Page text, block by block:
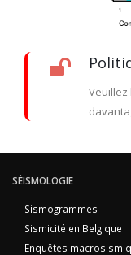
Veuillez
SÉISMOLOGIE
Sismogrammes
Sismicité en Belgique
Enquêtes